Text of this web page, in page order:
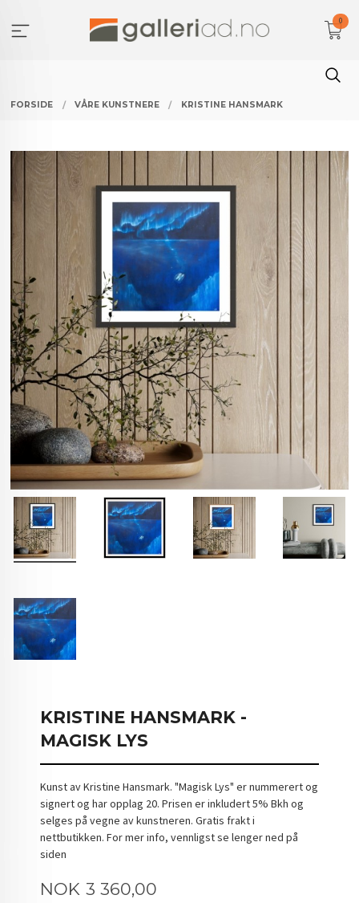
innholdet
0
FORSIDE VÅRE KUNSTNERE KRISTINE HANSMARK
KRISTINE HANSMARK -
MAGISK LYS
Kunst av Kristine Hansmark. "Magisk Lys" er nummerert og
signert og har opplag 20. Prisen er inkludert 5% Bkh og
selges på vegne av kunstneren. Gratis frakt i
nettbutikken. For mer info, vennligst se lenger ned på
siden
Pris
NOK 3 360,00